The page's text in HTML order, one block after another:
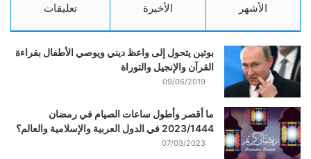
الأشهر الأخيرة تعليقات
بوتين يتحول إلى واعظ ديني ويوصي الأطفال بقراءة
القرآن والإنجيل والتوراة
09/06/2019
ما أقصر وأطول ساعات الصيام في رمضان
2023/1444 في الدول العربية والإسلامية والعالم؟
07/03/2023